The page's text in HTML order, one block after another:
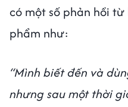
có một số phản hồi
phẩm như:
“Mình biết đến và
nhưng sau một thời